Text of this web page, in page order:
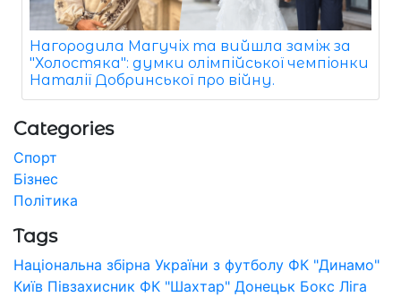
Нагородила Магучіх та вийшла заміж за
"Холостяка": думки олімпійської чемпіонки
Наталії Добринської про війну.
Categories
Спорт
Бізнес
Політика
Tags
Національна збірна України з футболу ФК "Динамо"
Київ Півзахисник ФК "Шахтар" Донецьк Бокс Ліга